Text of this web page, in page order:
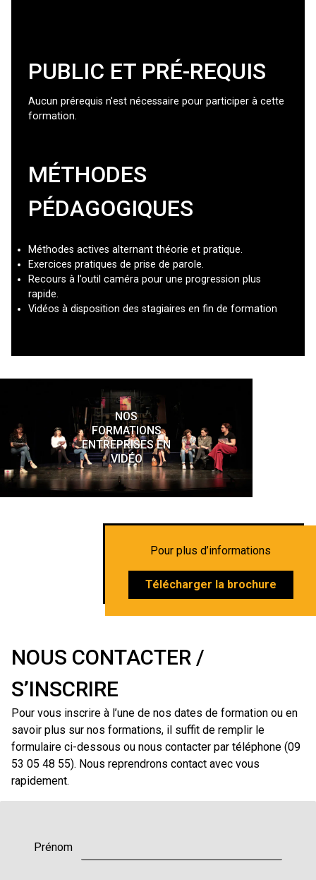
PUBLIC ET PRÉ-REQUIS
Aucun prérequis n'est nécessaire pour participer à cette
formation.
MÉTHODES
PÉDAGOGIQUES
Méthodes actives alternant théorie et pratique.
Exercices pratiques de prise de parole.
Recours à l’outil caméra pour une progression plus
rapide.
Vidéos à disposition des stagiaires en fin de formation
NOS
FORMATIONS
ENTREPRISES EN
VIDÉO
Pour plus d’informations
Télécharger la brochure
NOUS CONTACTER /
S’INSCRIRE
Pour vous inscrire à l’une de nos dates de formation ou en
savoir plus sur nos formations, il suffit de remplir le
formulaire ci-dessous ou nous contacter par téléphone (09
53 05 48 55). Nous reprendrons contact avec vous
rapidement.
Prénom